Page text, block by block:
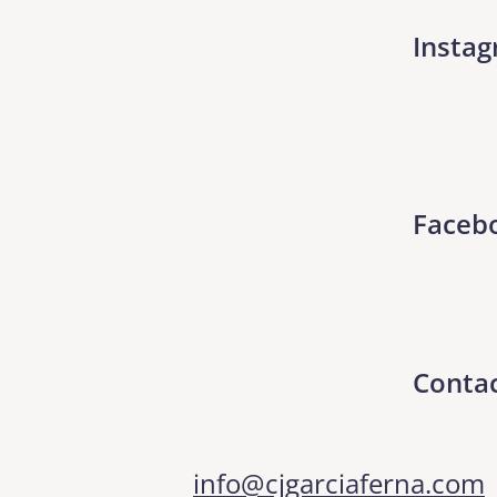
info@cjgarciaferna.com